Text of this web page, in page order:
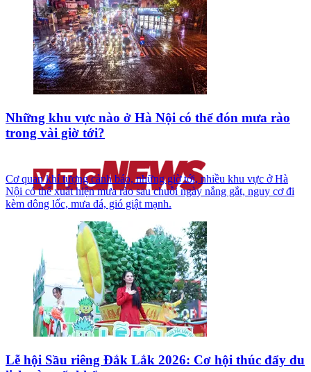
Những khu vực nào ở Hà Nội có thể đón mưa rào
trong vài giờ tới?
Cơ quan khí tượng cảnh báo, những giờ tới, nhiều khu vực ở Hà
Nội có thể xuất hiện mưa rào sau chuỗi ngày nắng gắt, nguy cơ đi
kèm dông lốc, mưa đá, gió giật mạnh.
Lễ hội Sầu riêng Đắk Lắk 2026: Cơ hội thúc đẩy du